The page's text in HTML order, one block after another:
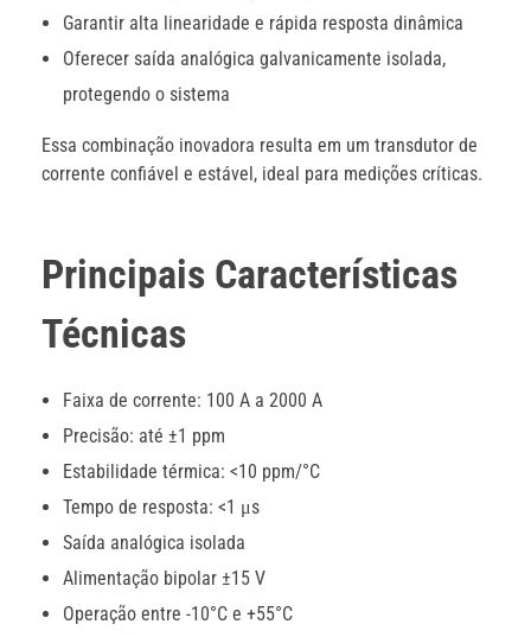
Garantir alta linearidade e rápida resposta dinâmica
Oferecer saída analógica galvanicamente isolada,
protegendo o sistema
Essa combinação inovadora resulta em um transdutor de
corrente confiável e estável, ideal para medições críticas.
Principais Características
Técnicas
Faixa de corrente: 100 A a 2000 A
Precisão: até ±1 ppm
Estabilidade térmica: <10 ppm/°C
Tempo de resposta: <1 μs
Saída analógica isolada
Alimentação bipolar ±15 V
Operação entre -10°C e +55°C